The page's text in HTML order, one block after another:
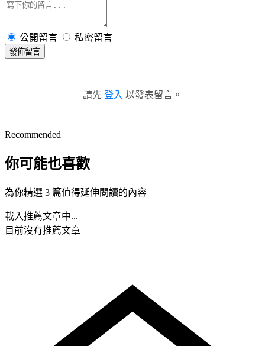
公開留言 私密留言
發佈留言
請先 登入 以發表留言。
Recommended
你可能也喜歡
為你精選 3 篇值得延伸閱讀的內容
載入推薦文章中...
目前沒有推薦文章